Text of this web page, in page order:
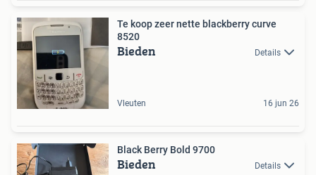
Te koop zeer nette blackberry curve
8520
Bieden Details
Vleuten 16 jun 26
Black Berry Bold 9700
Bieden Details